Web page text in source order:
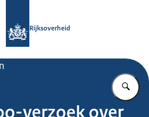
Rijksoverheid
verzoek over